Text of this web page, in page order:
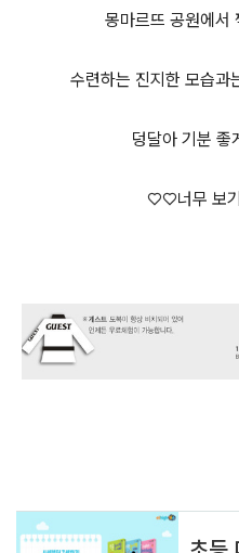
몽마르뜨 공원에서
수련하는 진지한 모습과
덩달아 기분
♡♡너무 보